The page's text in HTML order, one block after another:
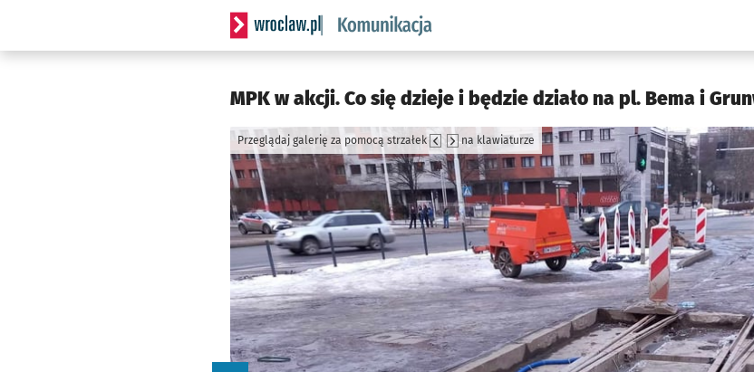
Serwis informacyjny wroclaw.pl podserwis: Komunikacja
MPK w akcji. Co się dzieje i będzie działo na pl. Bema i
Przeglądaj galerię za pomocą strzałek na klawiaturze